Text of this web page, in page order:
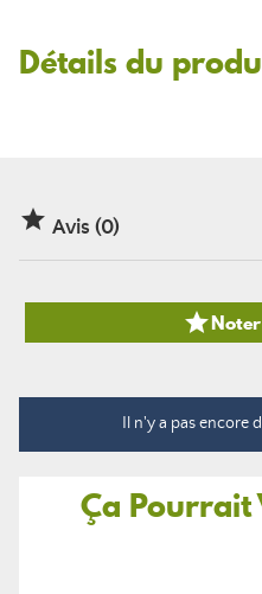
Détails du
 Avis (0)

Il n'y a pas encore
Ça Pourrait